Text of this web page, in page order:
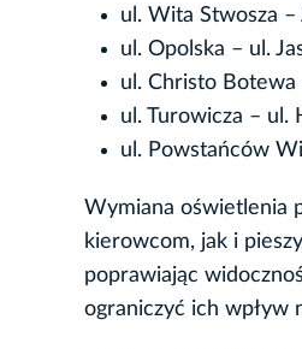
ul. Wita Stwosza
ul. Opolska – ul.
ul. Christo Botewa
ul. Turowicza –
ul. Powstańców
Wymiana oświetlenia
kierowcom, jak i
poprawiając
ograniczyć ich wpływ